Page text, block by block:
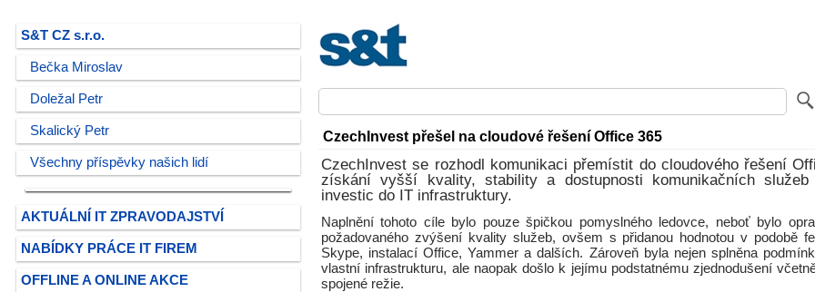
S&T CZ s.r.o.
Bečka Miroslav
Doležal Petr
Skalický Petr
Všechny příspěvky našich lidí
AKTUÁLNÍ IT ZPRAVODAJSTVÍ
NABÍDKY PRÁCE IT FIREM
OFFLINE A ONLINE AKCE
CzechInvest přešel na cloudové řešení Office 365
CzechInvest se rozhodl komunikaci přemístit do cloudového řešení
získání vyšší kvality, stability a dostupnosti komunikačních
investic do IT infrastruktury.
Naplnění tohoto cíle bylo pouze špičkou pomyslného ledovce, neboť bylo
požadovaného zvýšení kvality služeb, ovšem s přidanou hodnotou v podobě
Skype, instalací Office, Yammer a dalších. Zároveň byla nejen splněna
vlastní infrastrukturu, ale naopak došlo k jejímu podstatnému zjednodušení
spojené režie.